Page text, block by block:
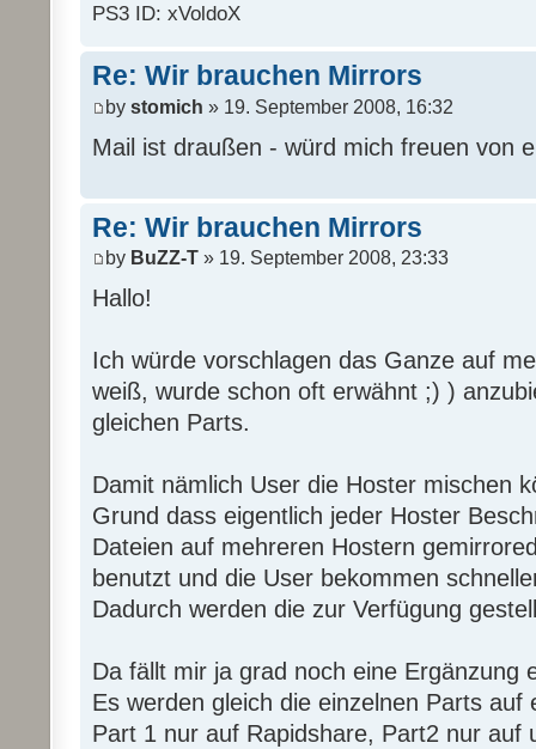
PS3 ID: xVoldoX
Re: Wir brauchen Mirrors
by stomich » 19. September 2008, 16:32
Mail ist draußen - würd mich freuen von
Re: Wir brauchen Mirrors
by BuZZ-T » 19. September 2008, 23:33
Hallo!
Ich würde vorschlagen das Ganze auf
weiß, wurde schon oft erwähnt ;) )
gleichen Parts.
Damit nämlich User die Hoster mischen
Grund dass eigentlich jeder Hoster
Dateien auf mehreren Hostern
benutzt und die User bekommen
Dadurch werden die zur Verfügung
Da fällt mir ja grad noch eine Ergänzung
Es werden gleich die einzelnen Parts auf
Part 1 nur auf Rapidshare, Part2 nur auf